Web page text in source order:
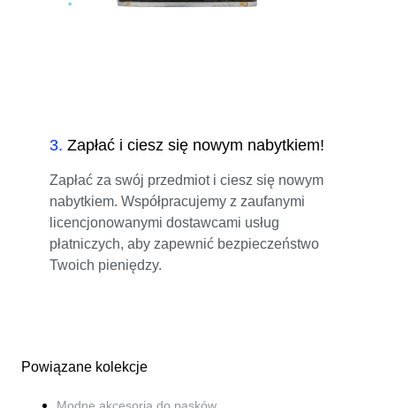
3. Zapłać i ciesz się nowym nabytkiem!
Zapłać za swój przedmiot i ciesz się nowym
nabytkiem. Współpracujemy z zaufanymi
licencjonowanymi dostawcami usług
płatniczych, aby zapewnić bezpieczeństwo
Twoich pieniędzy.
Powiązane kolekcje